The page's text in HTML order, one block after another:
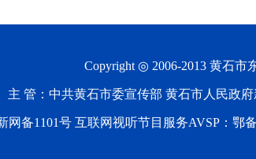
Copyright ◎ 2006-2013 黄石市
主 管：中共黄石市委宣传部 黄石市人民政
网备1101号 互联网视听节目服务AVSP：鄂